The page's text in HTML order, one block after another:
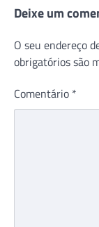
Deixe um
O seu endereço
obrigatórios são
Comentário *